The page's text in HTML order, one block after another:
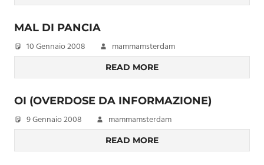
MAL DI PANCIA
10 Gennaio 2008 mammamsterdam
READ MORE
OI (OVERDOSE DA INFORMAZIONE)
9 Gennaio 2008 mammamsterdam
READ MORE